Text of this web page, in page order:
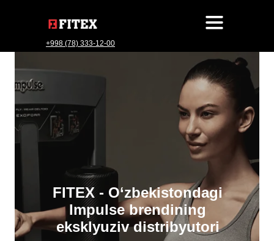
+998 (78) 333-12-00
FITEX - O‘zbekistondagi
Impulse brendining
eksklyuziv distribyutori